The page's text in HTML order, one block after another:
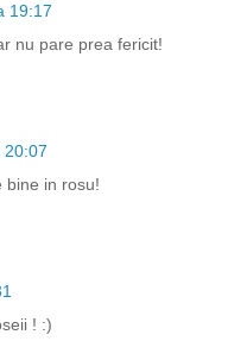
19:17
nu pare prea fericit!
20:07
bine in rosu!
! :)